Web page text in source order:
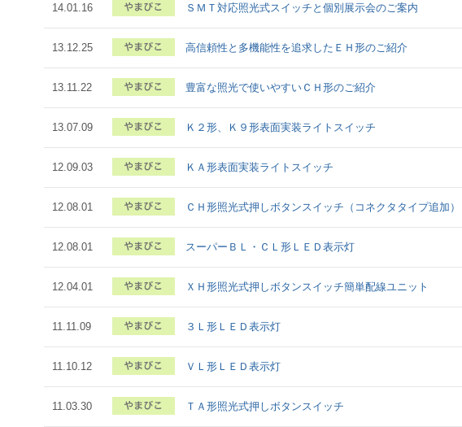
14.01.16 ＳＭＴ対応照光式スイッチと個別展示会のご案内
13.12.25 高信頼性と多機能性を追求したＥＨ形のご紹介
13.11.22 豊富な照光で使いやすいＣＨ形のご紹介
13.07.09 Ｋ２形、Ｋ９形表面実装ライトスイッチ
12.09.03 ＫＡ形表面実装ライトスイッチ
12.08.01 ＣＨ形照光式押しボタンスイッチ（コネクタタイプ追加）
12.08.01 スーパーＢＬ・ＣＬ形ＬＥＤ表示灯
12.04.01 ＸＨ形照光式押しボタンスイッチ簡単配線ユニット
11.11.09 ３Ｌ形ＬＥＤ表示灯
11.10.12 ＶＬ形ＬＥＤ表示灯
11.03.30 ＴＡ形照光式押しボタンスイッチ